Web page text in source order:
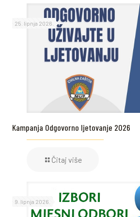
25. lipnja 2026.
Kampanja Odgovorno ljetovanje 2026
Čitaj više
9. lipnja 2026.